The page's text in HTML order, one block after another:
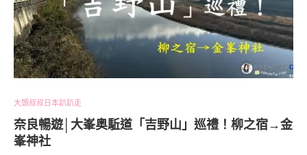
大頭叔叔日本趴趴走
奈良暢遊│大峯奥駈道「吉野山」巡禮！柳之宿→金
峯神社